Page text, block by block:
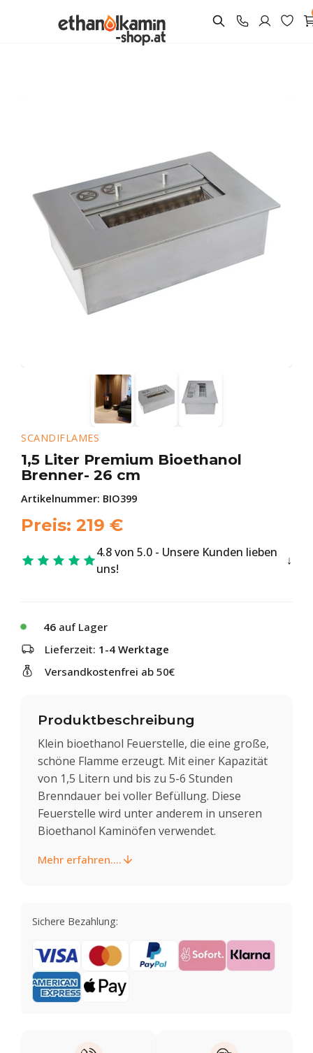
SCANDIFLAMES
1,5 Liter Premium Bioethanol
Brenner- 26 cm
Artikelnummer: BIO399
Preis: 219 €
4.8 von 5.0 - Unsere Kunden lieben
uns!
46 auf Lager
Lieferzeit: 1-4 Werktage
Versandkostenfrei ab 50€
Produktbeschreibung
Klein bioethanol Feuerstelle, die eine große,
schöne Flamme erzeugt. Mit einer Kapazität
von 1,5 Litern und bis zu 5-6 Stunden
Brenndauer bei voller Befüllung. Diese
Feuerstelle wird unter anderem in unseren
Bioethanol Kaminöfen verwendet.
Mehr erfahren....
Sichere Bezahlung: